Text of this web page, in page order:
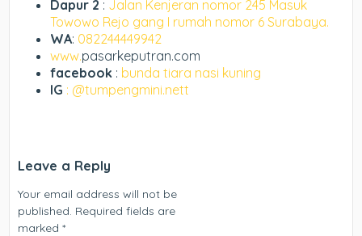
Dapur 2 : Jalan Kenjeran nomor 245 Masuk
Towowo Rejo gang I rumah nomor 6 Surabaya.
WA: 082244449942
www.pasarkeputran.com
facebook : bunda tiara nasi kuning
IG : @tumpengmini.nett
Leave a Reply
Your email address will not be
published. Required fields are
marked*